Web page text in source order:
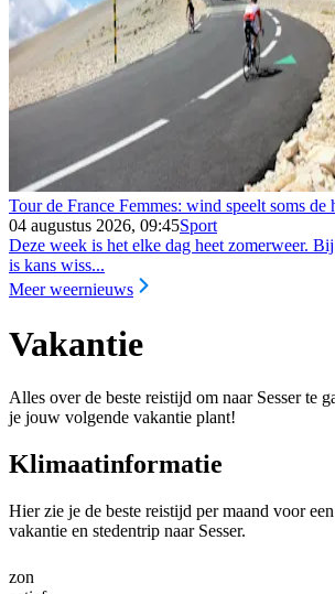
Tour de France Femmes: wind speelt soms de
04 augustus 2026, 09:45Sport
Deze week is het elke dag heet zomerweer.
is kans wiss...
Meer weernieuws
Vakantie
Alles over de beste reistijd om naar Sesser te
je jouw volgende vakantie plant!
Klimaatinformatie
Hier zie je de beste reistijd per maand voor
vakantie en stedentrip naar Sesser.
zon